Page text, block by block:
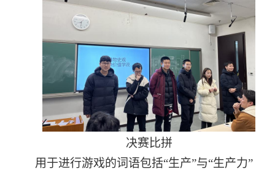
决赛比拼
用于进行游戏的词语包括“生产”与“生产力”